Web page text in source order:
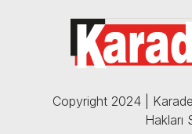
05.12.2024
Copyright 2024 |
Hakları